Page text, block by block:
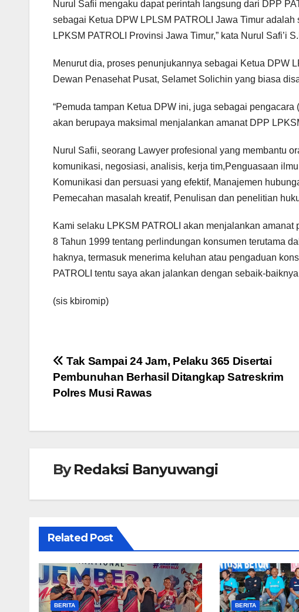
Nurul Safii mengaku dapat perintah langsung dari DPP
sebagai Ketua DPW LPLSM PATROLI Jawa Timur
LPKSM PATROLI Provinsi Jawa Timur,” kata Nurul Safi’i
Menurut dia, proses penunjukannya sebagai Ketua DPW
Dewan Penasehat Pusat, Selamet Solichin yang biasa
“Pemuda tampan Ketua DPW ini, juga sebagai
akan berupaya maksimal menjalankan amanat DPP
Nurul Safii, seorang Lawyer profesional yang membantu
komunikasi, negosiasi, analisis, kerja tim,Penguasaan
Komunikasi dan persuasi yang efektif, Manajemen
Pemecahan masalah kreatif, Penulisan dan penelitian
Kami selaku LPKSM PATROLI akan menjalankan
8 Tahun 1999 tentang perlindungan konsumen terutama
haknya, termasuk menerima keluhan atau pengaduan
PATROLI tentu saya akan jalankan dengan sebaik-
(sis kbiromip)
Navigasi
pos
Tak Sampai 24 Jam, Pelaku 365 Disertai
Pembunuhan Berhasil Ditangkap Satreskrim
Polres Musi Rawas
ByRedaksi Banyuwangi
Related Post
BERITA BERITA